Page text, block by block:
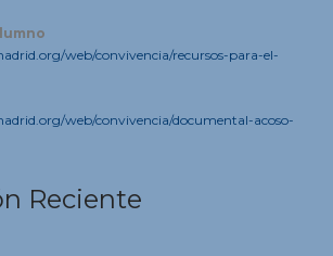
web/convivencia/recursos-para-el-
web/convivencia/documental-acoso-
Reciente